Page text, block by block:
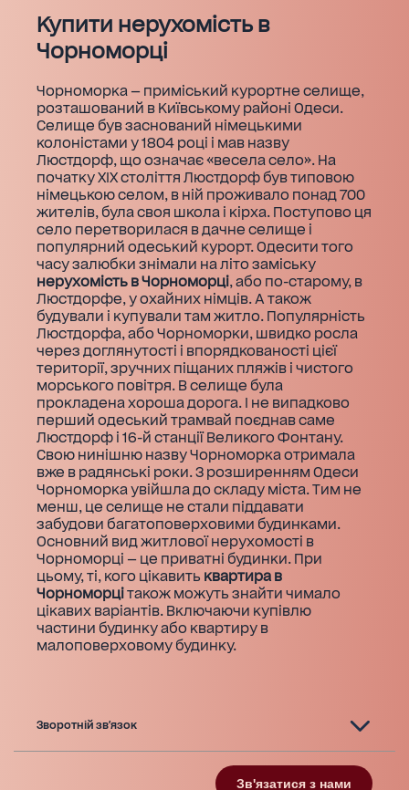
Купити нерухомість в
Чорноморці
Чорноморка — приміський курортне селище,
розташований в Київському районі Одеси.
Селище був заснований німецькими
колоністами у 1804 році і мав назву
Люстдорф, що означає «весела село». На
початку ХІХ століття Люстдорф був типовою
німецькою селом, в ній проживало понад 700
жителів, була своя школа і кірха. Поступово ця
село перетворилася в дачне селище і
популярний одеський курорт. Одесити того
часу залюбки знімали на літо заміську
нерухомість в Чорноморці, або по-старому, в
Люстдорфе, у охайних німців. А також
будували і купували там житло. Популярність
Люстдорфа, або Чорноморки, швидко росла
через доглянутості і впорядкованості цієї
території, зручних піщаних пляжів і чистого
морського повітря. В селище була
прокладена хороша дорога. І не випадково
перший одеський трамвай поєднав саме
Люстдорф і 16-й станції Великого Фонтану.
Свою нинішню назву Чорноморка отримала
вже в радянські роки. З розширенням Одеси
Чорноморка увійшла до складу міста. Тим не
менш, це селище не стали піддавати
забудови багатоповерховими будинками.
Основний вид житлової нерухомості в
Чорноморці — це приватні будинки. При
цьому, ті, кого цікавить квартира в
Чорноморцітакож можуть знайти чимало
цікавих варіантів. Включаючи купівлю
частини будинку або квартиру в
малоповерховому будинку.
Зворотній зв'язок
Зв'язатися з нами